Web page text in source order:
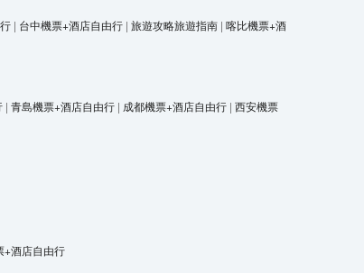
| 台中機票+酒店自由行 | 旅遊攻略旅遊指南 | 喀比機票+酒
| 青島機票+酒店自由行 | 成都機票+酒店自由行 | 西安機票
+酒店自由行